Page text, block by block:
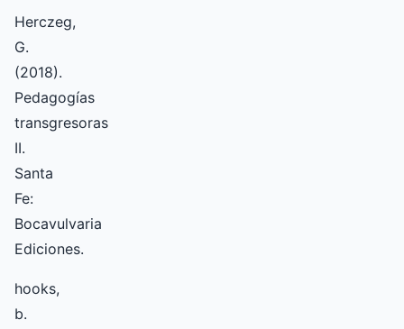
Herczeg,
G.
(2018).
Pedagogías
transgresoras
II.
Santa
Fe:
Bocavulvaria
Ediciones.
hooks,
b.